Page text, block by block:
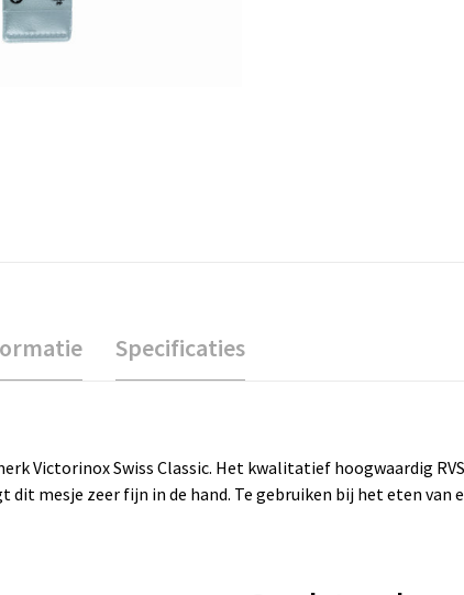
Specificaties
Victorinox Swiss Classic. Het kwalitatief hoogwaardig
mesje zeer fijn in de hand. Te gebruiken bij het eten